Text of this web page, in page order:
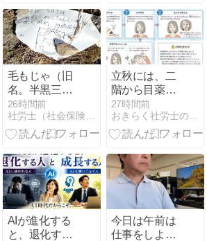
た最後の「攻
めと守り」
毛もじゃ（旧
名。半黒三毛
似。）が死ん
だらしい。
26時間前
社労士（社会保険労務士）さんのひとり言
立秋には、二
階から目薬を
すべし…
（え！
27時間前
おきらく社労士のどたばた雑記帳2
AIが進化する
と、退化する
今日は午前は
仕事をしよう